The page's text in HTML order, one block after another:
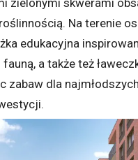
Na terenie
edukacyjna
a także też
zabaw dla najmłodszych